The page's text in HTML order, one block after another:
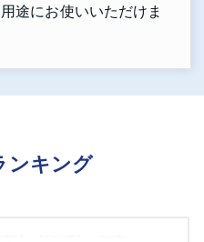
途にお使いいただけま
ンキング